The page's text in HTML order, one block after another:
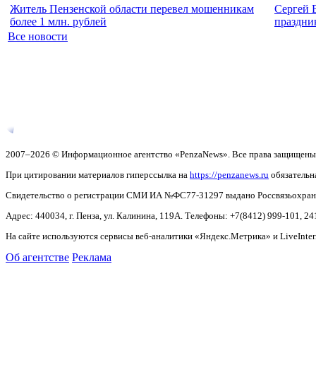
Житель Пензенской области перевел мошенникам
более 1 млн. рублей
Сергей
Все новости
2007–2026 © Информационное агентство «PenzaNews». Все права
При цитировании материалов гиперссылка на https://penzanews.ru
Свидетельство о регистрации СМИ ИА №ФС77-31297 выдано
Адрес: 440034, г. Пенза, ул. Калинина, 119А. Телефоны: +7(8412) 999-101,
На сайте используются сервисы веб-аналитики «Яндекс.Метрика» и
Об агентстве Реклама